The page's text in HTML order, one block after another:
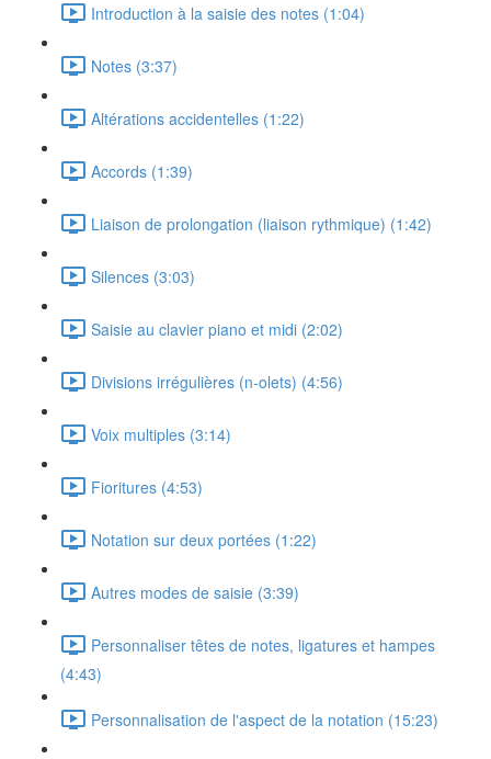
Introduction à la saisie des notes (1:04)
Notes (3:37)
Altérations accidentelles (1:22)
Accords (1:39)
Liaison de prolongation (liaison rythmique) (1:42)
Silences (3:03)
Saisie au clavier piano et midi (2:02)
Divisions irrégulières (n-olets) (4:56)
Voix multiples (3:14)
Fioritures (4:53)
Notation sur deux portées (1:22)
Autres modes de saisie (3:39)
Personnaliser têtes de notes, ligatures et hampes
(4:43)
Personnalisation de l'aspect de la notation (15:23)